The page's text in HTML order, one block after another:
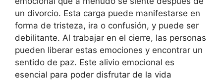
un divorcio. Esta carga puede manifestarse en
forma de tristeza, ira o confusión, y puede ser
debilitante. Al trabajar en el cierre, las personas
pueden liberar estas emociones y encontrar un
sentido de paz. Este alivio emocional es
esencial para poder disfrutar de la vida